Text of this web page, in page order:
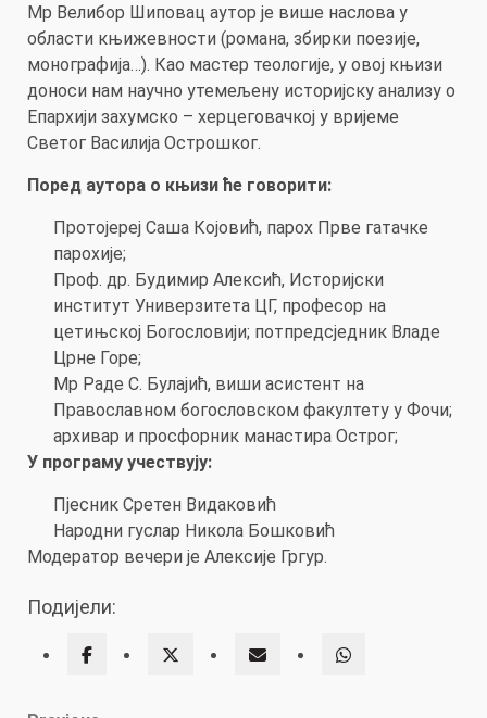
Мр Велибор Шиповац аутор је више наслова у
области књижевности (романа, збирки поезије,
монографија…). Као мастер теологије, у овој књизи
доноси нам научно утемељену историјску анализу о
Епархији захумско – херцеговачкој у вријеме
Светог Василија Острошког.
Поред аутора о књизи ће говорити:
Протојереј Саша Којовић, парох Прве гатачке
парохије;
Проф. др. Будимир Алексић, Историјски
институт Универзитета ЦГ, професор на
цетињској Богословији; потпредсједник Владе
Црне Горе;
Мр Раде С. Булајић, виши асистент на
Православном богословском факултету у Фочи;
архивар и просфорник манастира Острог;
У програму учествују:
Пјесник Сретен Видаковић
Народни гуслар Никола Бошковић
Модератор вечери је Алексије Гргур.
Подијели: